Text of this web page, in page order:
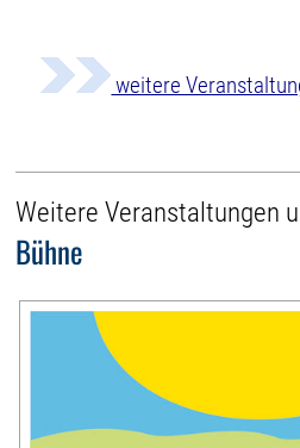
weitere
Weitere Veranstaltungen
Bühne